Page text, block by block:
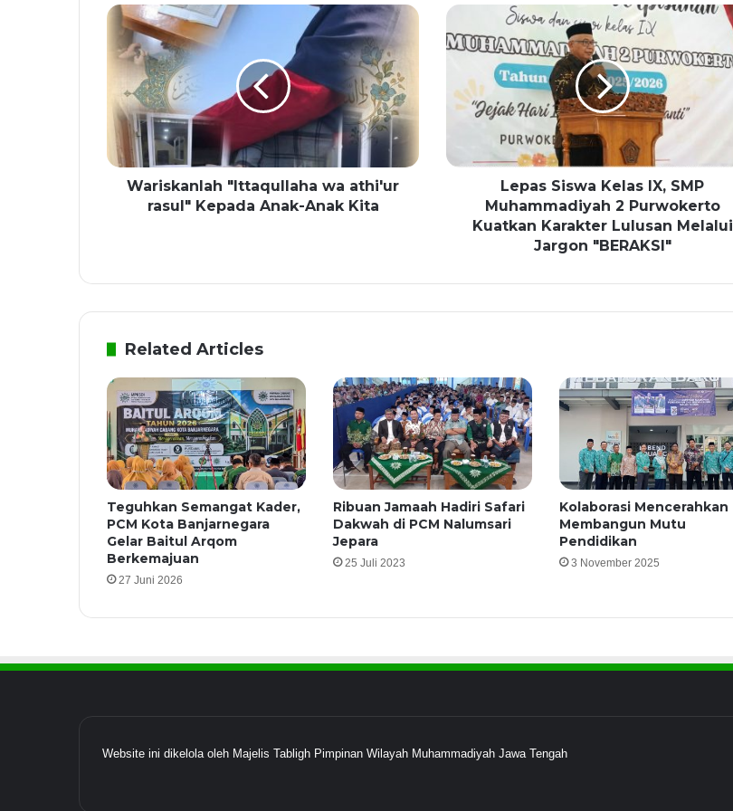
Wariskanlah "Ittaqullaha wa athi'ur
rasul" Kepada Anak-Anak Kita
Lepas Siswa Kelas IX, SMP
Muhammadiyah 2 Purwokerto
Kuatkan Karakter Lulusan Melalui
Jargon "BERAKSI"
Related Articles
Teguhkan Semangat Kader,
PCM Kota Banjarnegara
Gelar Baitul Arqom
Berkemajuan
27 Juni 2026
Ribuan Jamaah Hadiri Safari
Dakwah di PCM Nalumsari
Jepara
25 Juli 2023
Kolaborasi Mencerahkan
Membangun Mutu
Pendidikan
3 November 2025
Website ini dikelola oleh Majelis Tabligh Pimpinan Wilayah Muhammadiyah Jawa Tengah